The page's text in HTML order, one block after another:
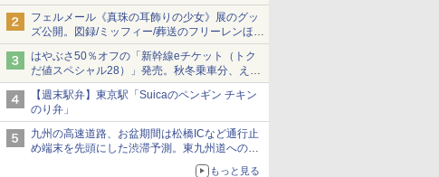
ショーツは1990円に
フェルメール《真珠の耳飾りの少女》展のグッ
ズ公開。図録/ミッフィー/葬送のフリーレンほ
か、注目ブランドコラボが実現
はやぶさ50％オフの「新幹線eチケット（トク
だ値スペシャル28）」発売。秋冬乗車分、えき
ねっと限定
【週末駅弁】東京駅「Suicaのペンギン チキン
のり弁」
九州の高速道路、お盆期間は松橋ICなど通行止
め端末を先頭にした渋滞予測。東九州道への迂
もっと見る